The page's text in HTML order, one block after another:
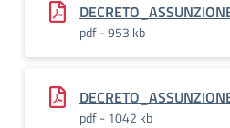
pdf - 953 kb
pdf - 1042 kb